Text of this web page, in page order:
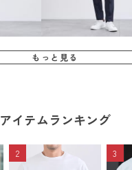
もっと見る
アイテムランキング
2 3